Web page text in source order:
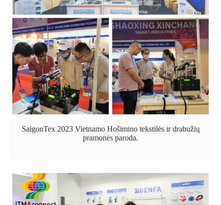
SaigonTex 2023 Vietnamo Hošimino tekstilės ir drabužių
pramonės paroda.